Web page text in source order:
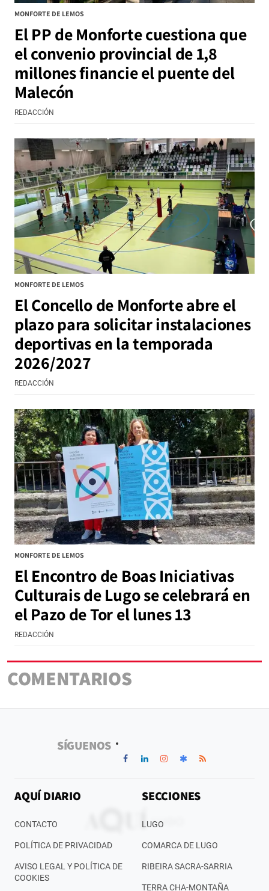
MONFORTE DE LEMOS
El PP de Monforte cuestiona que
el convenio provincial de 1,8
millones financie el puente del
Malecón
REDACCIÓN
MONFORTE DE LEMOS
El Concello de Monforte abre el
plazo para solicitar instalaciones
deportivas en la temporada
2026/2027
REDACCIÓN
MONFORTE DE LEMOS
El Encontro de Boas Iniciativas
Culturais de Lugo se celebrará en
el Pazo de Tor el lunes 13
REDACCIÓN
COMENTARIOS
SÍGUENOS
AQUÍ DIARIO
CONTACTO
POLÍTICA DE PRIVACIDAD
AVISO LEGAL Y POLÍTICA DE
COOKIES
SECCIONES
LUGO
COMARCA DE LUGO
RIBEIRA SACRA-SARRIA
TERRA CHA-MONTAÑA